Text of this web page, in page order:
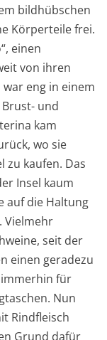
bildhübschen
Körperteile frei.
einen
von ihren
eng in einem
und
kam
wo sie
zu kaufen. Das
Insel kaum
auf die Haltung
Vielmehr
seit der
einen geradezu
für
Nun
Rindfleisch
Grund dafür